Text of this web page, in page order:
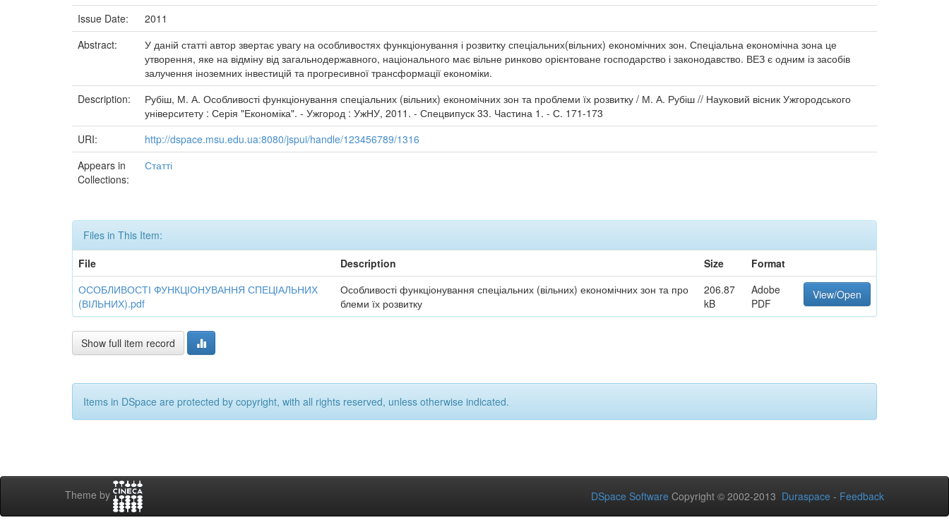
Issue Date:
2011
Abstract:
У даній статті автор звертає увагу на особливостях функціонування і розвитку спеціальних(вільних) економічних зон. Спеціальна економічна зона це
утворення, яке на відміну від загальнодержавного, національного має вільне ринково орієнтоване господарство і законодавство. ВЕЗ є одним із засобів
залучення іноземних інвестицій та прогресивної трансформації економіки.
Description:
Рубіш, М. А. Особливості функціонування спеціальних (вільних) економічних зон та проблеми їх розвитку / М. А. Рубіш // Науковий вісник Ужгородського
університету : Серія "Економіка". - Ужгород : УжНУ, 2011. - Спецвипуск 33. Частина 1. - С. 171-173
URI:
http://dspace.msu.edu.ua:8080/jspui/handle/123456789/1316
Appears in
Collections:
Статті
Files in This Item:
File
Description Size
Format
ОСОБЛИВОСТІ ФУНКЦІОНУВАННЯ СПЕЦІАЛЬНИХ
(ВІЛЬНИХ).pdf
Особливості функціонування спеціальних (вільних) економічних зон та про
блеми їх розвитку
206.87
kB
Adobe
PDF
View/Open
Show full item record
Items in DSpace are protected by copyright, with all rights reserved, unless otherwise indicated.
Theme by DSpace Software Copyright © 2002-2013 Duraspace - Feedback